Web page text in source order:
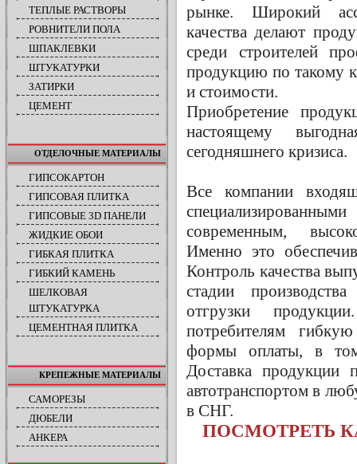
ТЕПЛЫЕ РАСТВОРЫ
РОВНИТЕЛИ ПОЛА
ШПАКЛЕВКИ
ШТУКАТУРКИ
ЗАТИРКИ
ЦЕМЕНТ
ОТДЕЛОЧНЫЕ МАТЕРИАЛЫ
ГИПСОКАРТОН
ГИПСОВАЯ ПЛИТКА
ГИПСОВЫЕ 3D ПАНЕЛИ
ЖИДКИЕ ОБОИ
ГИБКАЯ ПЛИТКА
ГИБКИЙ КАМЕНЬ
ШЕЛКОВАЯ
ШТУКАТУРКА
ЦЕМЕНТНАЯ ПЛИТКА
КРЕПЕЖНЫЕ МАТЕРИАЛЫ
САМОРЕЗЫ
ДЮБЕЛИ
АНКЕРА
рынке. Широкий
качества делают
среди строителей
продукцию по такому
и стоимости.
Приобретение
настоящему
сегодняшнего кризиса.
Все компании
современным,
Именно это
Контроль качества
стадии
отгрузки
потребителям
формы оплаты, в
Доставка продукции
автотранспортом в
в СНГ.
ПОСМОТРЕТЬ